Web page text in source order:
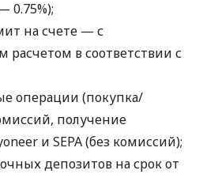
0.75%);
на счете — с
расчетом в соответствии с
операции (покупка/
получение
и SEPA (без комиссий);
депозитов на срок от